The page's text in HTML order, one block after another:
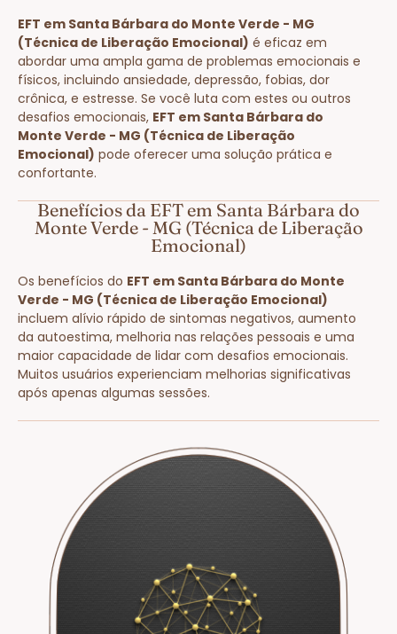
EFT em Santa Bárbara do Monte Verde - MG
(Técnica de Liberação Emocional) é eficaz em
abordar uma ampla gama de problemas emocionais e
físicos, incluindo ansiedade, depressão, fobias, dor
crônica, e estresse. Se você luta com estes ou outros
desafios emocionais, EFT em Santa Bárbara do
Monte Verde - MG (Técnica de Liberação
Emocional) pode oferecer uma solução prática e
confortante.
Benefícios da EFT em Santa Bárbara do
Monte Verde - MG (Técnica de Liberação
Emocional)
Os benefícios do EFT em Santa Bárbara do Monte
Verde - MG (Técnica de Liberação Emocional)
incluem alívio rápido de sintomas negativos, aumento
da autoestima, melhoria nas relações pessoais e uma
maior capacidade de lidar com desafios emocionais.
Muitos usuários experienciam melhorias significativas
após apenas algumas sessões.